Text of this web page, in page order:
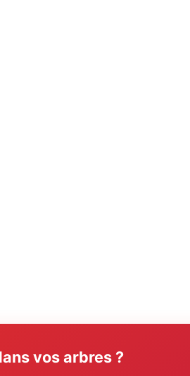
vos arbres ?